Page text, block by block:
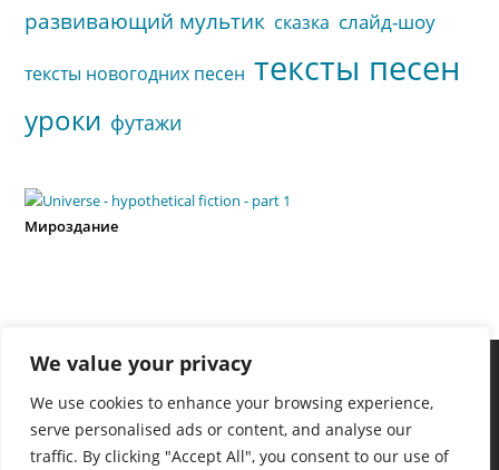
We value your privacy
We use cookies to enhance your browsing experience,
serve personalised ads or content, and analyse our
traffic. By clicking "Accept All", you consent to our use of
развивающий мультик сказка слайд-шоу
тексты новогодних песен тексты песен
уроки футажи
Мироздание